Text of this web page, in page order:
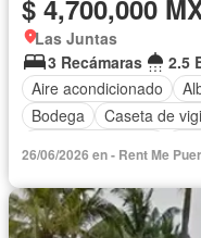
$ 4,700,000
Las Juntas
3 Recámaras
2.5
Aire acondicionado
Bodega
Caseta de
26/06/2026 en - Rent Me